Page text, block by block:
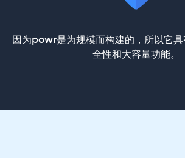
因为powr是为规模而构建的，所以它
全性和大容量功能。